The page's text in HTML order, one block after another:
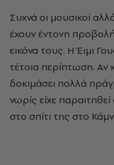
Συχνά οι μουσικοί
έχουν έντονη
εικόνα τους. Η Έιμι
τέτοια περίπτωση. Αν
δοκιμάσει πολλά
νωρίς είχε
στο σπίτι της στο